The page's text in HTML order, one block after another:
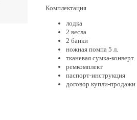
Комплектация
лодка
2 весла
2 банки
ножная помпа 5 л.
тканевая сумка-конверт
ремкомплект
паспорт-инструкция
договор купли-продажи